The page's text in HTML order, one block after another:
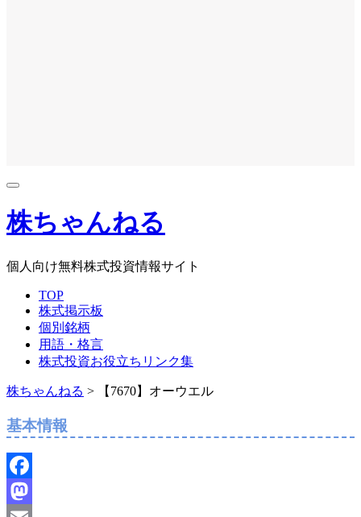
株ちゃんねる
個人向け無料株式投資情報サイト
TOP
株式掲示板
個別銘柄
用語・格言
株式投資お役立ちリンク集
株ちゃんねる > 【7670】オーウエル
基本情報
Facebook